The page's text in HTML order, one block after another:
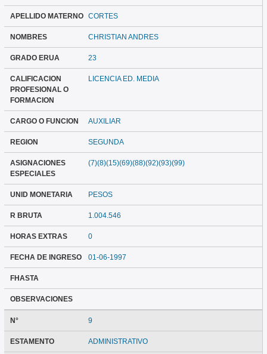
APELLIDO MATERNO CORTES
NOMBRES CHRISTIAN ANDRES
GRADO ERUA 23
CALIFICACION
PROFESIONAL O
FORMACION
LICENCIA ED. MEDIA
CARGO O FUNCION AUXILIAR
REGION SEGUNDA
ASIGNACIONES
ESPECIALES
(7)(8)(15)(69)(88)(92)(93)(99)
UNID MONETARIA PESOS
R BRUTA 1.004.546
HORAS EXTRAS 0
FECHA DE INGRESO 01-06-1997
FHASTA
OBSERVACIONES
N° 9
ESTAMENTO ADMINISTRATIVO